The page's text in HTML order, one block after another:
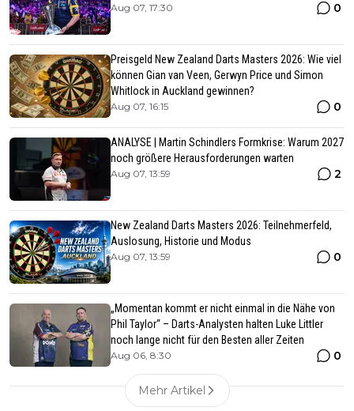
Aug 07, 17:30 0
Preisgeld New Zealand Darts Masters 2026: Wie viel
können Gian van Veen, Gerwyn Price und Simon
Whitlock in Auckland gewinnen?
Aug 07, 16:15 0
ANALYSE | Martin Schindlers Formkrise: Warum 2027
noch größere Herausforderungen warten
Aug 07, 13:59 2
New Zealand Darts Masters 2026: Teilnehmerfeld,
Auslosung, Historie und Modus
Aug 07, 13:59 0
„Momentan kommt er nicht einmal in die Nähe von
Phil Taylor“ – Darts-Analysten halten Luke Littler
noch lange nicht für den Besten aller Zeiten
Aug 06, 8:30 0
Mehr Artikel